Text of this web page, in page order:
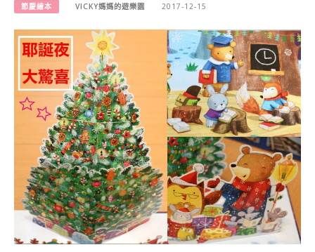
節慶繪本 VICKY媽媽的遊樂園 2017-12-15